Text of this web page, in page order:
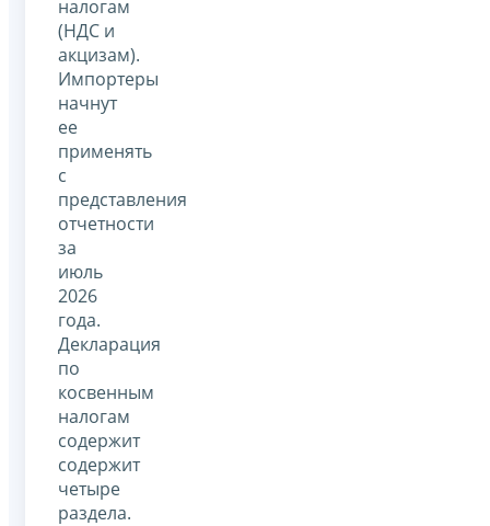
налогам
(НДС и
акцизам).
Импортеры
начнут
ее
применять
с
представления
отчетности
за
июль
2026
года.
Декларация
по
косвенным
налогам
содержит
содержит
четыре
раздела.